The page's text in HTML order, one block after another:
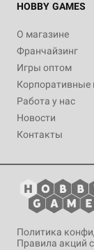
HOBBY GAMES
О магазине
Франчайзинг
Игры оптом
Корпоративные
Работа у нас
Новости
Контакты
Политика
Правила акций